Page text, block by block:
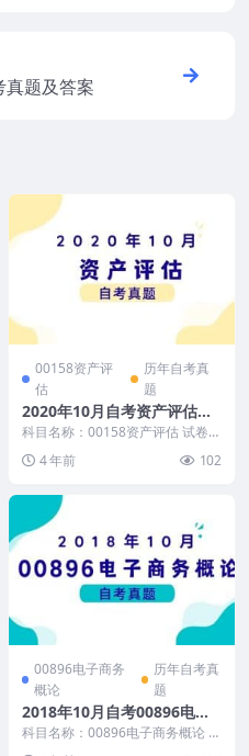
题及答案
00158资产评
估
历年自考真
题
2020年10月自考资产评估真
题及答案
科目名称：00158资产评估 试卷全
试资产评估...
4 年前 102
00896电子商务
概论
历年自考真
题
2018年10月自考00896电子
商务概论真题及答案
科目名称：00896电子商务概论 试
卷全称：2018年10月高等教育自